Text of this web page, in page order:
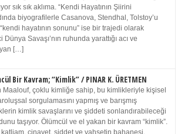
sık sık aklıma. “Kendi Hayatının Şiirini
biyografilerle Casanova, Stendhal, Tolstoy’u
hayatının sonunu” ise bir trajedi olarak
Savaşı’nın ruhunda yarattığı acı ve
[…]
Bir Kavram; “Kimlik” / PINAR K. ÜRETMEN
Maalouf, çoklu kimliğe sahip, bu kimlikleriyle kişisel
sorgulamasını yapmış ve barışmış
kimlik savaşlarını ve şiddeti sonlandırabileceği
taşıyor. Ölümcül ve el yakan bir kavram “kimlik”.
katliam, cinayet, şiddet ve vahşetin bahanesi.